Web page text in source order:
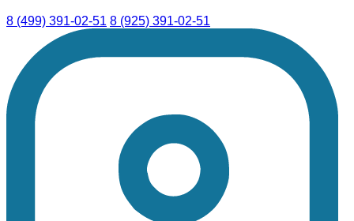
8 (499) 391-02-51 8 (925) 391-02-51